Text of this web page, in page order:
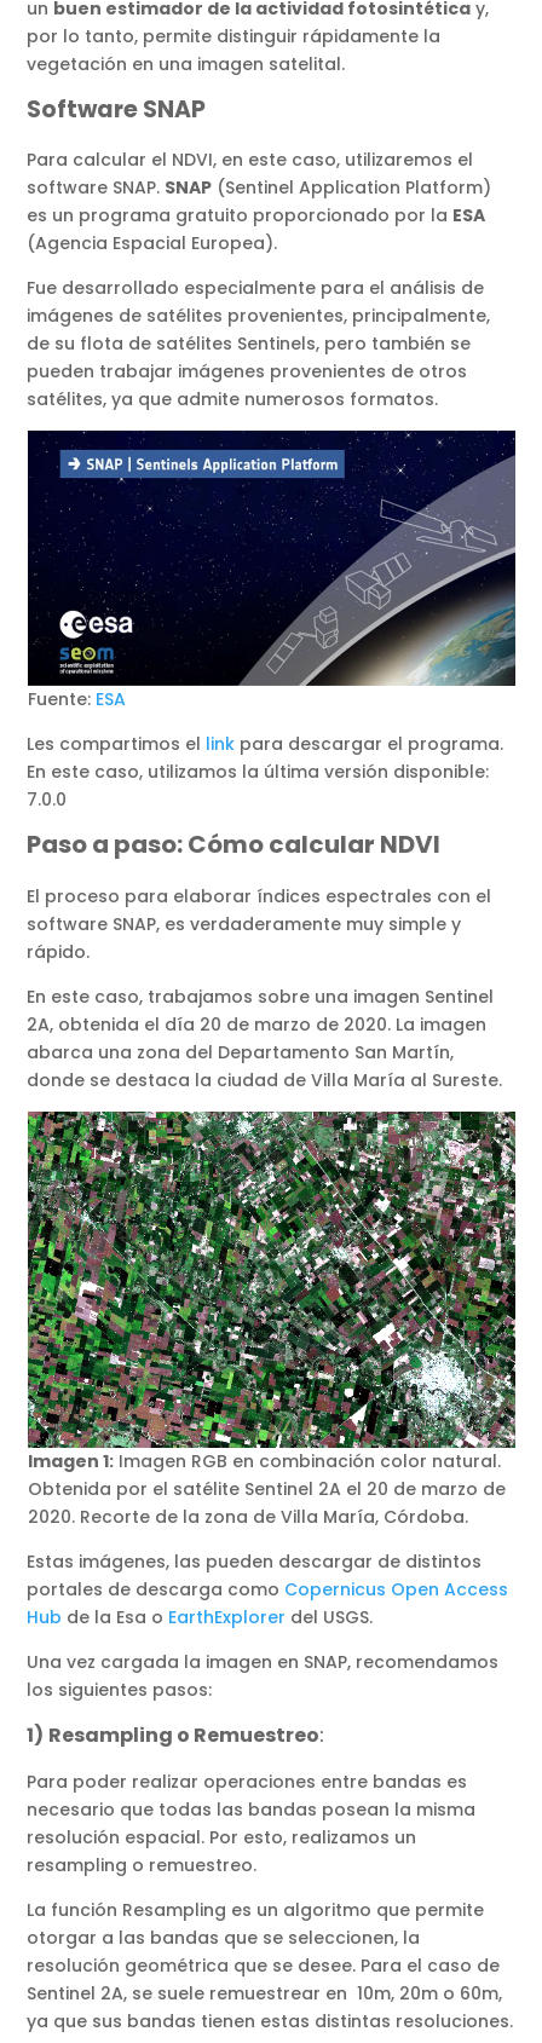
un buen estimador de la actividad fotosintética y,
por lo tanto, permite distinguir rápidamente la
vegetación en una imagen satelital.
Software SNAP
Para calcular el NDVI, en este caso, utilizaremos el
software SNAP. SNAP (Sentinel Application Platform)
es un programa gratuito proporcionado por la ESA
(Agencia Espacial Europea).
Fue desarrollado especialmente para el análisis de
imágenes de satélites provenientes, principalmente,
de su flota de satélites Sentinels, pero también se
pueden trabajar imágenes provenientes de otros
satélites, ya que admite numerosos formatos.
Fuente: ESA
Les compartimos el link para descargar el programa.
En este caso, utilizamos la última versión disponible:
7.0.0
Paso a paso: Cómo calcular NDVI
El proceso para elaborar índices espectrales con el
software SNAP, es verdaderamente muy simple y
rápido.
En este caso, trabajamos sobre una imagen Sentinel
2A, obtenida el día 20 de marzo de 2020. La imagen
abarca una zona del Departamento San Martín,
donde se destaca la ciudad de Villa María al Sureste.
Imagen 1:Imagen RGB en combinación color natural.
Obtenida por el satélite Sentinel 2A el 20 de marzo de
2020. Recorte de la zona de Villa María, Córdoba.
Estas imágenes, las pueden descargar de distintos
portales de descarga como Copernicus Open Access
Hub de la Esa o EarthExplorer del USGS.
Una vez cargada la imagen en SNAP, recomendamos
los siguientes pasos:
1) Resampling o Remuestreo:
Para poder realizar operaciones entre bandas es
necesario que todas las bandas posean la misma
resolución espacial. Por esto, realizamos un
resampling o remuestreo.
La función Resampling es un algoritmo que permite
otorgar a las bandas que se seleccionen, la
resolución geométrica que se desee. Para el caso de
Sentinel 2A, se suele remuestrear en 10m, 20m o 60m,
ya que sus bandas tienen estas distintas resoluciones.